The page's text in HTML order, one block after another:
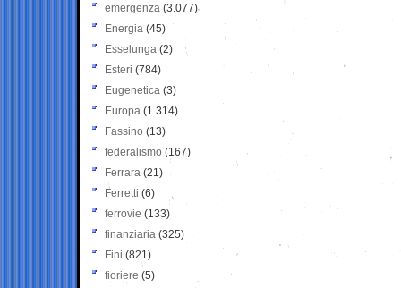
emergenza (3.077)
Energia (45)
Esselunga (2)
Esteri (784)
Eugenetica (3)
Europa (1.314)
Fassino (13)
federalismo (167)
Ferrara (21)
Ferretti (6)
ferrovie (133)
finanziaria (325)
Fini (821)
fioriere (5)